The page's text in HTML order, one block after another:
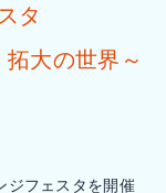
タ
大の世界～
ジフェスタを開催